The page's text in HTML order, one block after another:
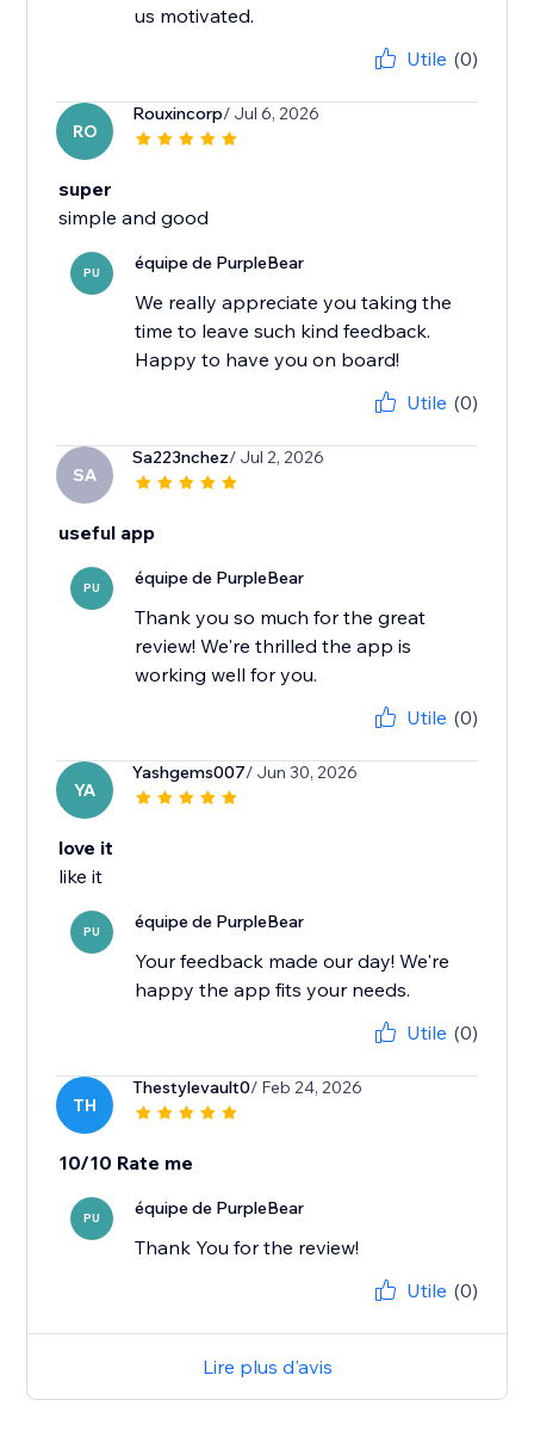
us motivated.
Utile (0)
RO
Rouxincorp/ Jul 6, 2026
super
simple and good
PU équipe de PurpleBear
We really appreciate you taking the
time to leave such kind feedback.
Happy to have you on board!
Utile (0)
SA
Sa223nchez/ Jul 2, 2026
useful app
PU équipe de PurpleBear
Thank you so much for the great
review! We're thrilled the app is
working well for you.
Utile (0)
YA
Yashgems007/ Jun 30, 2026
love it
like it
PU équipe de PurpleBear
Your feedback made our day! We're
happy the app fits your needs.
Utile (0)
TH
Thestylevault0/ Feb 24, 2026
10/10 Rate me
PU équipe de PurpleBear
Thank You for the review!
Utile (0)
Lire plus d'avis